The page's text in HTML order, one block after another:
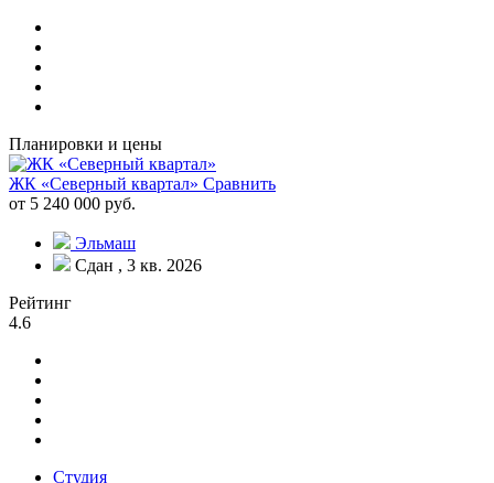
Планировки и цены
ЖК «Северный квартал» Сравнить
от 5 240 000 руб.
Эльмаш
Сдан , 3 кв. 2026
Рейтинг
4.6
Студия